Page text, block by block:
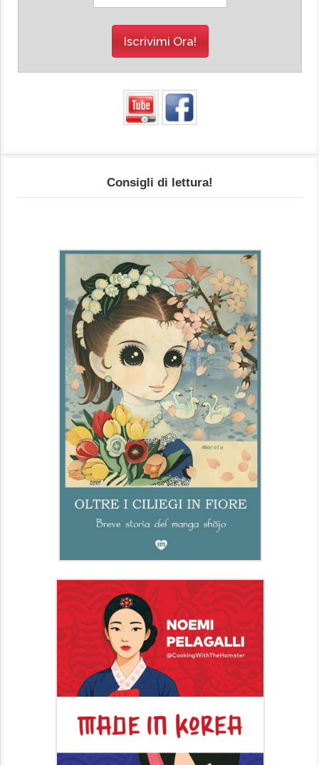
Consigli di lettura!